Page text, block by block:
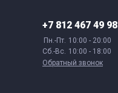
+7 812 467 49 98
Пн.-Пт. 10:00 - 20:00
Сб.-Вс. 10:00 - 18:00
Обратный звонок